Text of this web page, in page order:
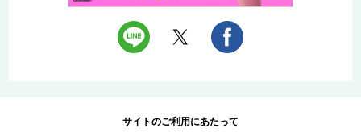
サイトのご利用にあたって